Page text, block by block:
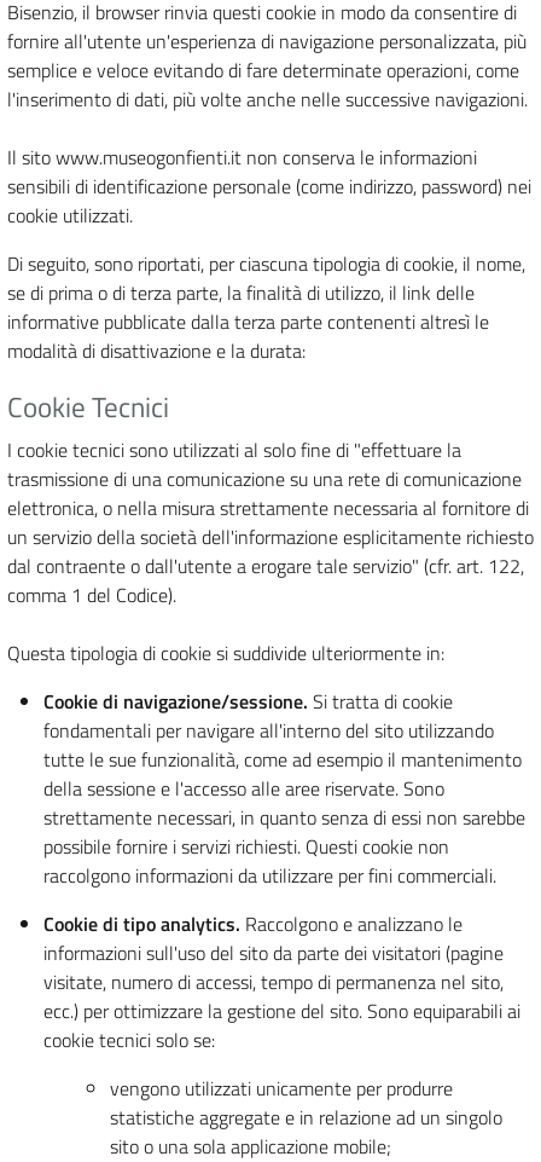
Bisenzio, il browser rinvia questi cookie in modo da consentire di
fornire all'utente un'esperienza di navigazione personalizzata, più
semplice e veloce evitando di fare determinate operazioni, come
l'inserimento di dati, più volte anche nelle successive navigazioni.
Il sito www.museogonfienti.it non conserva le informazioni
sensibili di identificazione personale (come indirizzo, password) nei
cookie utilizzati.
Di seguito, sono riportati, per ciascuna tipologia di cookie, il nome,
se di prima o di terza parte, la finalità di utilizzo, il link delle
informative pubblicate dalla terza parte contenenti altresì le
modalità di disattivazione e la durata:
Cookie Tecnici
I cookie tecnici sono utilizzati al solo fine di "effettuare la
trasmissione di una comunicazione su una rete di comunicazione
elettronica, o nella misura strettamente necessaria al fornitore di
un servizio della società dell'informazione esplicitamente richiesto
dal contraente o dall'utente a erogare tale servizio" (cfr. art. 122,
comma 1 del Codice).
Questa tipologia di cookie si suddivide ulteriormente in:
Cookie di navigazione/sessione. Si tratta di cookie
fondamentali per navigare all'interno del sito utilizzando
tutte le sue funzionalità, come ad esempio il mantenimento
della sessione e l'accesso alle aree riservate. Sono
strettamente necessari, in quanto senza di essi non sarebbe
possibile fornire i servizi richiesti. Questi cookie non
raccolgono informazioni da utilizzare per fini commerciali.
Cookie di tipo analytics. Raccolgono e analizzano le
informazioni sull'uso del sito da parte dei visitatori (pagine
visitate, numero di accessi, tempo di permanenza nel sito,
ecc.) per ottimizzare la gestione del sito. Sono equiparabili ai
cookie tecnici solo se:
vengono utilizzati unicamente per produrre
statistiche aggregate e in relazione ad un singolo
sito o una sola applicazione mobile;